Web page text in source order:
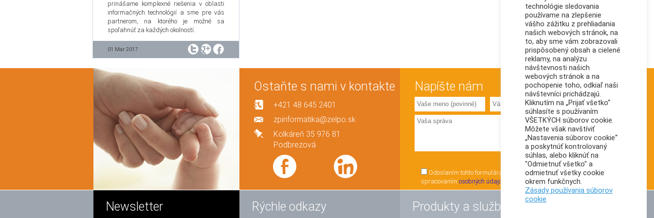
prinášame komplexné riešenia v oblasti
informačných technológií a sme pre vás
partnerom, na ktorého je možné sa
spoľahnúť za každých okolností.
01 Mar 2017
Ostaňte s nami v kontakte
+421 48 645 2401
zpinformatika@zelpo.sk
Kolkáreň 35 976 81
Podbrezová
Napíšte nám
Odoslaním tohto formulára súhlasím so
spracovaním osobných údajov
Produkty a služby
Rýchle odkazy
Newsletter
technológie sledovania
používame na zlepšenie
vášho zážitku z prehliadania
našich webových stránok, na
to, aby sme vám zobrazovali
prispôsobený obsah a cielené
reklamy, na analýzu
návštevnosti našich
webových stránok a na
pochopenie toho, odkiaľ naši
návštevníci prichádzajú.
Kliknutím na „Prijať všetko“
súhlasíte s používaním
VŠETKÝCH súborov cookie.
Môžete však navštíviť
„Nastavenia súborov cookie“
a poskytnúť kontrolovaný
súhlas, alebo kliknúť na
"Odmietnuť všetko" a
odmietnuť všetky cookie
okrem funkčnych.
Zásady používania súborov
cookie